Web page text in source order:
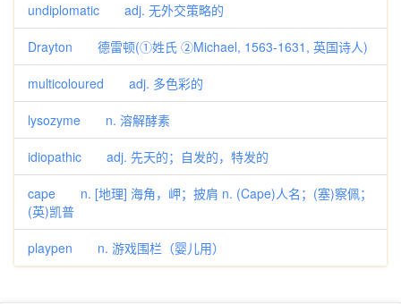
undiplomatic adj. 无外交策略的
Drayton 德雷顿(①姓氏 ②Michael, 1563-1631, 英国诗人)
multicoloured adj. 多色彩的
lysozyme n. 溶解酵素
idiopathic adj. 先天的；自发的，特发的
cape n. [地理] 海角，岬；披肩 n. (Cape)人名；(塞)察佩；
(英)凯普
playpen n. 游戏围栏（婴儿用）